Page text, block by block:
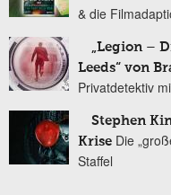
& die
„Legion –
Leeds“ von
Privatdetektiv
Stephen
Krise Die
Staffel